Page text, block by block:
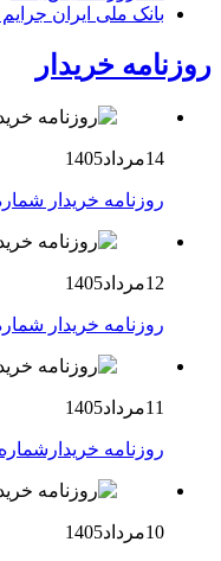
بانک ملی ایران
روزنامه خریدار
14مرداد1405
روزنامه خریدار شماره
12مرداد1405
روزنامه خریدار
11مرداد1405
روزنامه خریدارشماره 2200
10مرداد1405